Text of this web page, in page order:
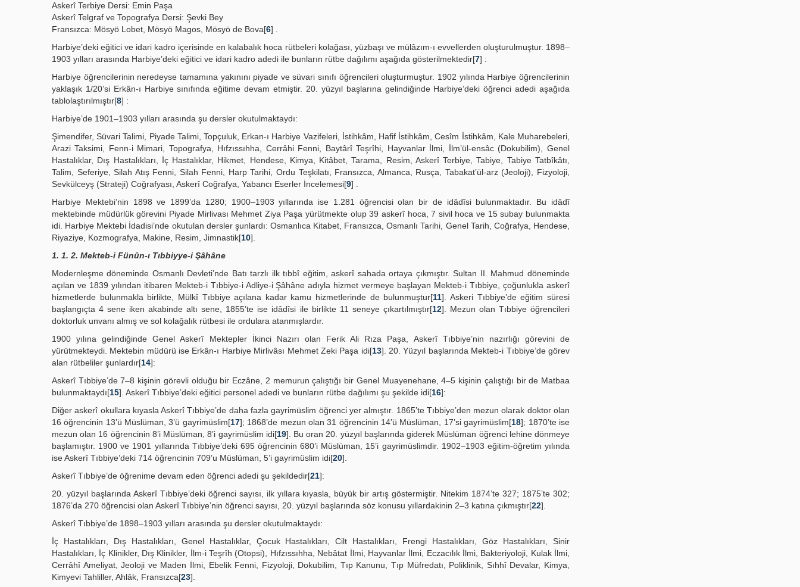
Askerî Terbiye Dersi: Emin Paşa
Askerî Telgraf ve Topografya Dersi: Şevki Bey
Fransızca: Mösyö Lobet, Mösyö Magos, Mösyö de Bova[6] .
Harbiye’deki eğitici ve idari kadro içerisinde en kalabalık hoca rütbeleri kolağası, yüzbaşı ve mülâzım-ı evvellerden oluşturulmuştur. 1898–
1903 yılları arasında Harbiye’deki eğitici ve idari kadro adedi ile bunların rütbe dağılımı aşağıda gösterilmektedir[7] :
Harbiye öğrencilerinin neredeyse tamamına yakınını piyade ve süvari sınıfı öğrencileri oluşturmuştur. 1902 yılında Harbiye öğrencilerinin
yaklaşık 1/20’si Erkân-ı Harbiye sınıfında eğitime devam etmiştir. 20. yüzyıl başlarına gelindiğinde Harbiye’deki öğrenci adedi aşağıda
tablolaştırılmıştır[8] :
Harbiye’de 1901–1903 yılları arasında şu dersler okutulmaktaydı:
Şimendifer, Süvari Talimi, Piyade Talimi, Topçuluk, Erkan-ı Harbiye Vazifeleri, İstihkâm, Hafif İstihkâm, Cesîm İstihkâm, Kale Muharebeleri,
Arazi Taksimi, Fenn-i Mimari, Topografya, Hıfzıssıhha, Cerrâhi Fenni, Baytârî Teşrîhi, Hayvanlar İlmi, İlm’ül-ensâc (Dokubilim), Genel
Hastalıklar, Dış Hastalıkları, İç Hastalıklar, Hikmet, Hendese, Kimya, Kitâbet, Tarama, Resim, Askerî Terbiye, Tabiye, Tabiye Tatbîkâtı,
Talim, Seferiye, Silah Atış Fenni, Silah Fenni, Harp Tarihi, Ordu Teşkilatı, Fransızca, Almanca, Rusça, Tabakat’ül-arz (Jeoloji), Fizyoloji,
Sevkülceyş (Strateji) Coğrafyası, Askerî Coğrafya, Yabancı Eserler İncelemesi[9] .
Harbiye Mektebi’nin 1898 ve 1899’da 1280; 1900–1903 yıllarında ise 1.281 öğrencisi olan bir de idâdîsi bulunmaktadır. Bu idâdî
mektebinde müdürlük görevini Piyade Mirlivası Mehmet Ziya Paşa yürütmekte olup 39 askerî hoca, 7 sivil hoca ve 15 subay bulunmakta
idi. Harbiye Mektebi İdadisi’nde okutulan dersler şunlardı: Osmanlıca Kitabet, Fransızca, Osmanlı Tarihi, Genel Tarih, Coğrafya, Hendese,
Riyaziye, Kozmografya, Makine, Resim, Jimnastik[10].
1. 1. 2. Mekteb-i Fünûn-ı Tıbbiyye-i Şâhâne
Modernleşme döneminde Osmanlı Devleti’nde Batı tarzlı ilk tıbbî eğitim, askerî sahada ortaya çıkmıştır. Sultan II. Mahmud döneminde
açılan ve 1839 yılından itibaren Mekteb-i Tıbbiye-i Adliye-i Şâhâne adıyla hizmet vermeye başlayan Mekteb-i Tıbbiye, çoğunlukla askerî
hizmetlerde bulunmakla birlikte, Mülkî Tıbbiye açılana kadar kamu hizmetlerinde de bulunmuştur[11]. Askeri Tıbbiye’de eğitim süresi
başlangıçta 4 sene iken akabinde altı sene, 1855’te ise idâdîsi ile birlikte 11 seneye çıkartılmıştır[12]. Mezun olan Tıbbiye öğrencileri
doktorluk unvanı almış ve sol kolağalık rütbesi ile ordulara atanmışlardır.
1900 yılına gelindiğinde Genel Askerî Mektepler İkinci Nazırı olan Ferik Ali Rıza Paşa, Askerî Tıbbiye’nin nazırlığı görevini de
yürütmekteydi. Mektebin müdürü ise Erkân-ı Harbiye Mirlivâsı Mehmet Zeki Paşa idi[13]. 20. Yüzyıl başlarında Mekteb-i Tıbbiye’de görev
alan rütbeliler şunlardır[14]:
Askerî Tıbbiye’de 7–8 kişinin görevli olduğu bir Eczâne, 2 memurun çalıştığı bir Genel Muayenehane, 4–5 kişinin çalıştığı bir de Matbaa
bulunmaktaydı[15]. Askerî Tıbbiye’deki eğitici personel adedi ve bunların rütbe dağılımı şu şekilde idi[16]:
Diğer askerî okullara kıyasla Askerî Tıbbiye’de daha fazla gayrimüslim öğrenci yer almıştır. 1865’te Tıbbiye’den mezun olarak doktor olan
16 öğrencinin 13’ü Müslüman, 3’ü gayrimüslim[17]; 1868’de mezun olan 31 öğrencinin 14’ü Müslüman, 17’si gayrimüslim[18]; 1870’te ise
mezun olan 16 öğrencinin 8’i Müslüman, 8’i gayrimüslim idi[19]. Bu oran 20. yüzyıl başlarında giderek Müslüman öğrenci lehine dönmeye
başlamıştır. 1900 ve 1901 yıllarında Tıbbiye’deki 695 öğrencinin 680’i Müslüman, 15’i gayrimüslimdir. 1902–1903 eğitim-öğretim yılında
ise Askerî Tıbbiye’deki 714 öğrencinin 709’u Müslüman, 5’i gayrimüslim idi[20].
Askerî Tıbbiye’de öğrenime devam eden öğrenci adedi şu şekildedir[21]:
20. yüzyıl başlarında Askerî Tıbbiye’deki öğrenci sayısı, ilk yıllara kıyasla, büyük bir artış göstermiştir. Nitekim 1874’te 327; 1875’te 302;
1876’da 270 öğrencisi olan Askerî Tıbbiye’nin öğrenci sayısı, 20. yüzyıl başlarında söz konusu yıllardakinin 2–3 katına çıkmıştır[22].
Askerî Tıbbiye’de 1898–1903 yılları arasında şu dersler okutulmaktaydı:
İç Hastalıkları, Dış Hastalıkları, Genel Hastalıklar, Çocuk Hastalıkları, Cilt Hastalıkları, Frengi Hastalıkları, Göz Hastalıkları, Sinir
Hastalıkları, İç Klinikler, Dış Klinikler, İlm-i Teşrîh (Otopsi), Hıfzıssıhha, Nebâtat İlmi, Hayvanlar İlmi, Eczacılık İlmi, Bakteriyoloji, Kulak İlmi,
Cerrâhî Ameliyat, Jeoloji ve Maden İlmi, Ebelik Fenni, Fizyoloji, Dokubilim, Tıp Kanunu, Tıp Müfredatı, Poliklinik, Sıhhî Devalar, Kimya,
Kimyevi Tahliller, Ahlâk, Fransızca[23].